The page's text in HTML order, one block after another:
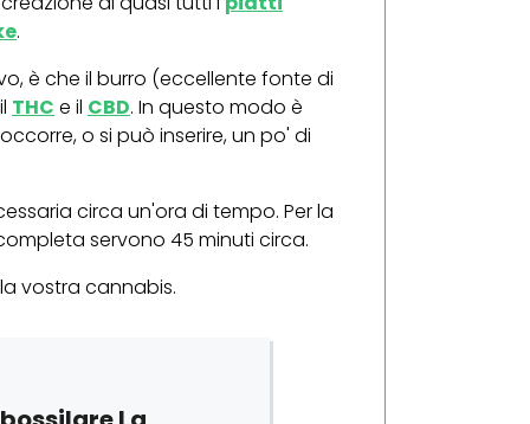
.
è che il burro (eccellente fonte di
THC e il CBD. In questo modo è
o si può inserire, un po' di
circa un'ora di tempo. Per la
servono 45 minuti circa.
vostra cannabis.